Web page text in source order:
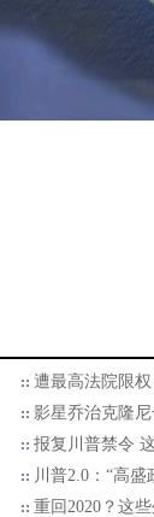
遭最高法院限
影星乔治克隆
报复川普禁令
川普2.0：“高盛
重回2020？这